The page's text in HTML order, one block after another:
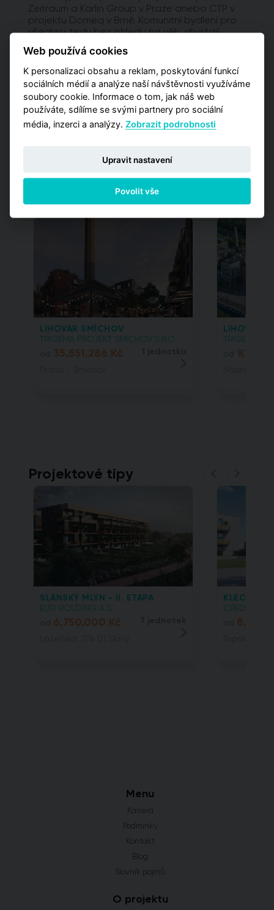
Zeitraum a Karlín Group v Praze anebo CTP v
projektu Domeq v Brně. Komunitní bydlení pro
všechny, tedy bez ohledu na věk, chystají
rekonstrukcí za stejným účelem projde i první
československý mrakodrap známý jako Dům
Radost. Nově má zahájit provoz také projekt
WorkLounge Living na Žižkově.
více čtěte na:www.stavebni-forum.cz
Projekty s online
LIHOVAR SMÍCHOV
TRIGEMA PROJEKT SMÍCHOV S.R.O.
35,551,286 Kč
LIHOVAR
TRIGEMA
Projektové tipy
SLÁNSKÝ MLÝN - II. ETAPA
EUFI HOLDING A.S.
6,750,000 Kč
CREDITAS
Menu
Kariéra
Podmínky
Kontakt
Blog
Slovník pojmů
O projektu
Web používá cookies
K personalizaci obsahu a reklam, poskytování funkcí
sociálních médií a analýze naší návštěvnosti využíváme
soubory cookie. Informace o tom, jak náš web
používáte, sdílíme se svými partnery pro sociální
média, inzerci a analýzy.Zobrazit podrobnosti
Upravit nastavení
Povolit vše